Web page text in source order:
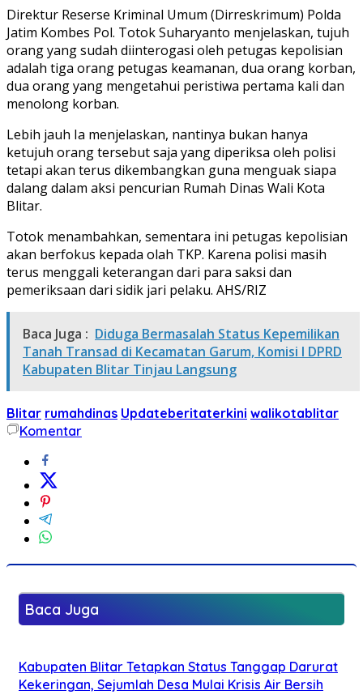
Direktur Reserse Kriminal Umum (Dirreskrimum) Polda
Jatim Kombes Pol. Totok Suharyanto menjelaskan, tujuh
orang yang sudah diinterogasi oleh petugas kepolisian
adalah tiga orang petugas keamanan, dua orang korban,
dua orang yang mengetahui peristiwa pertama kali dan
menolong korban.
Lebih jauh Ia menjelaskan, nantinya bukan hanya
ketujuh orang tersebut saja yang diperiksa oleh polisi
tetapi akan terus dikembangkan guna menguak siapa
dalang dalam aksi pencurian Rumah Dinas Wali Kota
Blitar.
Totok menambahkan, sementara ini petugas kepolisian
akan berfokus kepada olah TKP. Karena polisi masih
terus menggali keterangan dari para saksi dan
pemeriksaan dari sidik jari pelaku. AHS/RIZ
Baca Juga : Diduga Bermasalah Status Kepemilikan
Tanah Transad di Kecamatan Garum, Komisi I DPRD
Kabupaten Blitar Tinjau Langsung
Blitar rumahdinas Updateberitaterkini walikotablitar
Komentar
Baca Juga
Kabupaten Blitar Tetapkan Status Tanggap Darurat
Kekeringan, Sejumlah Desa Mulai Krisis Air Bersih